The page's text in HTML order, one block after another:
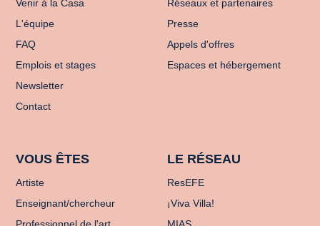
Venir à la Casa
L'équipe
FAQ
Emplois et stages
Newsletter
Contact
Réseaux et partenaires
Presse
Appels d'offres
Espaces et hébergement
VOUS ÊTES
Artiste
Enseignant/chercheur
Professionnel de l'art
LE RÉSEAU
ResEFE
¡Viva Villa!
MIAS